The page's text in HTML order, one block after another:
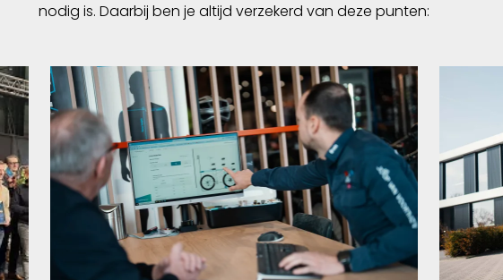
nodig is. Daarbij ben je altijd verzekerd van deze punten: